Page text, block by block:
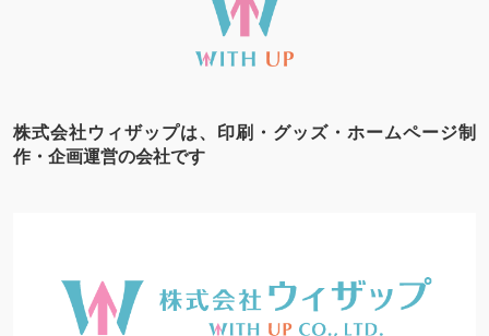
株式会社ウィザップは、印刷・グッズ・ホームページ制
作・企画運営の会社です